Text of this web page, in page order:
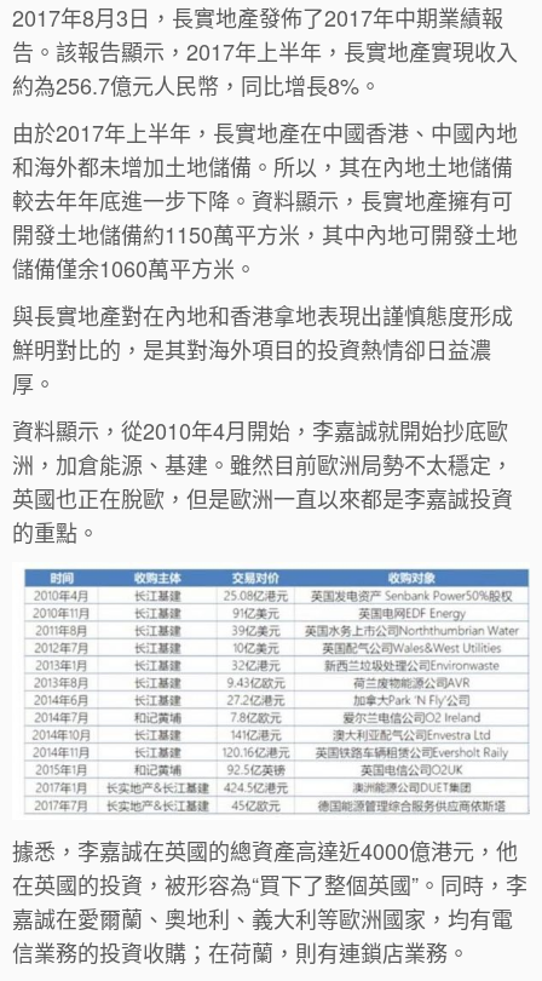
2017年8月3日，長實地產發佈了2017年中期業績報
告。該報告顯示，2017年上半年，長實地產實現收入
約為256.7億元人民幣，同比增長8%。
由於2017年上半年，長實地產在中國香港、中國內地
和海外都未增加土地儲備。所以，其在內地土地儲備
較去年年底進一步下降。資料顯示，長實地產擁有可
開發土地儲備約1150萬平方米，其中內地可開發土地
儲備僅余1060萬平方米。
與長實地產對在內地和香港拿地表現出謹慎態度形成
鮮明對比的，是其對海外項目的投資熱情卻日益濃
厚。
資料顯示，從2010年4月開始，李嘉誠就開始抄底歐
洲，加倉能源、基建。雖然目前歐洲局勢不太穩定，
英國也正在脫歐，但是歐洲一直以來都是李嘉誠投資
的重點。
據悉，李嘉誠在英國的總資產高達近4000億港元，他
在英國的投資，被形容為“買下了整個英國”。同時，李
嘉誠在愛爾蘭、奧地利、義大利等歐洲國家，均有電
信業務的投資收購；在荷蘭，則有連鎖店業務。